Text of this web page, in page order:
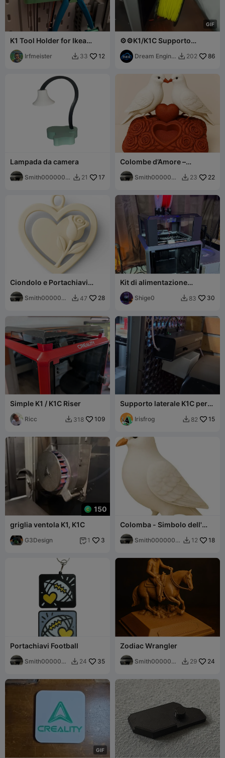
K1 Tool Holder for Ikea
Skadis Peg Board
Irfmeister  33 12
GIF
⚙️⚙️K1/K1C Supporto
Bobina Riavvolgimento
V2⚙️⚙️Dream Engine
 202 86
Lampada da camera
Smith0000000
 21 17
Colombe d’Amore –
Scultura Romantica Porta
gioieSmith0000000
 23 22
Ciondolo e Portachiavi
d'Amore
Smith0000000
 47 28
Kit di alimentazione
superiore del filamento con
rialzo del coperchio per K1
e K1C
Shige0  83 30
Simple K1 / K1C Riser
Ricc  318 109
Supporto laterale K1C per
taglierina CFS-C + cassetto
scartiIrisfrog  82 15
150
griglia ventola K1, K1C
G3Design  1 3
Colomba - Simbolo dell'
Amore
Smith0000000
 12 18
Portachiavi Football
Smith0000000
 24 35
Zodiac Wrangler
Smith0000000
 29 24
GIF